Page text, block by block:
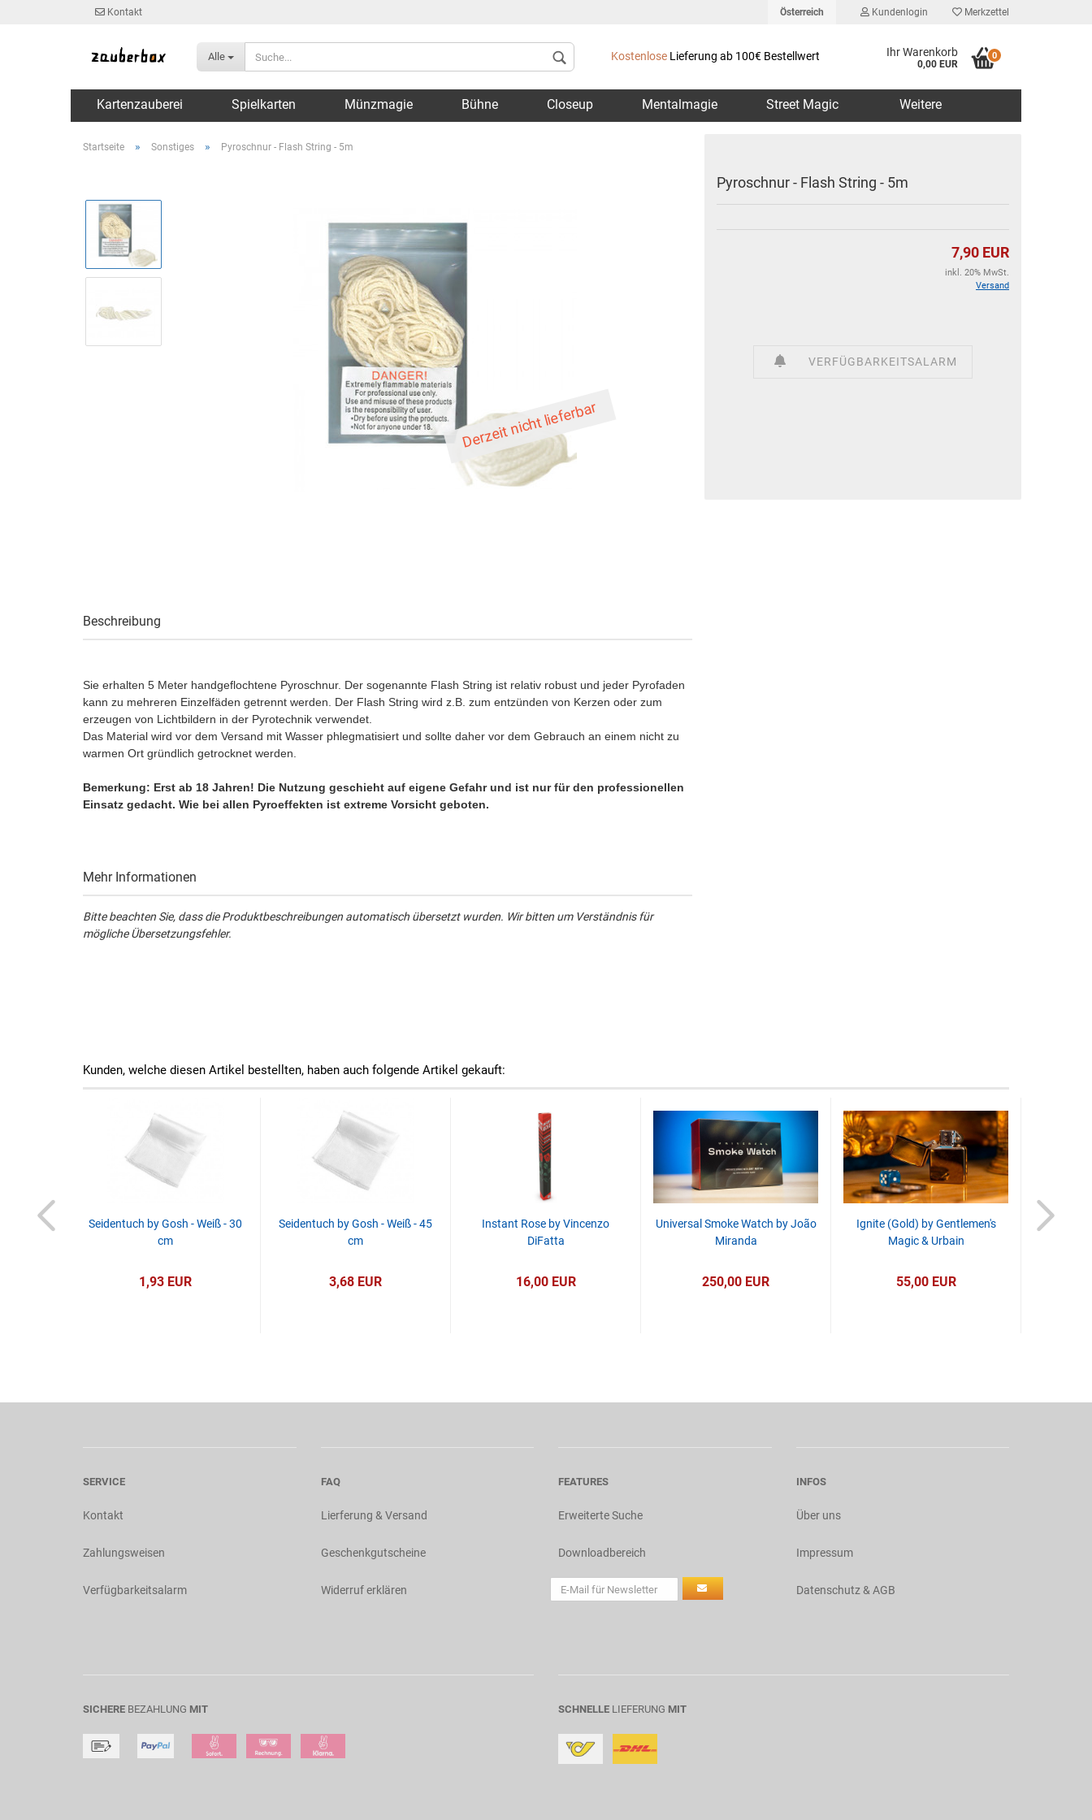
Kontakt Österreich
Lieferland
Kundenlogin Merkzettel
Alle Kostenlose Lieferung ab 100€ Bestellwert Ihr Warenkorb
0,00 EUR
0
Kartenzauberei Spielkarten Münzmagie Bühne Closeup Mentalmagie Street Magic Weitere
Startseite » Sonstiges » Pyroschnur - Flash String - 5m
Derzeit nicht lieferbar
Pyroschnur - Flash String - 5m
7,90 EUR
inkl. 20% MwSt.
Versand
VERFÜGBARKEITSALARM
Beschreibung
Sie erhalten 5 Meter handgeflochtene Pyroschnur. Der sogenannte Flash String ist relativ robust und jeder Pyrofaden
kann zu mehreren Einzelfäden getrennt werden. Der Flash String wird z.B. zum entzünden von Kerzen oder zum
erzeugen von Lichtbildern in der Pyrotechnik verwendet.
Das Material wird vor dem Versand mit Wasser phlegmatisiert und sollte daher vor dem Gebrauch an einem nicht zu
warmen Ort gründlich getrocknet werden.
Bemerkung: Erst ab 18 Jahren! Die Nutzung geschieht auf eigene Gefahr und ist nur für den professionellen
Einsatz gedacht. Wie bei allen Pyroeffekten ist extreme Vorsicht geboten.
Mehr Informationen
Bitte beachten Sie, dass die Produktbeschreibungen automatisch übersetzt wurden. Wir bitten um Verständnis für
mögliche Übersetzungsfehler.
Kunden, welche diesen Artikel bestellten, haben auch folgende Artikel gekauft:
-
Seidentuch by Gosh - Weiß - 30
cm
1,93 EUR
Seidentuch by Gosh - Weiß - 45
cm
3,68 EUR
Instant Rose by Vincenzo
DiFatta
16,00 EUR
Universal Smoke Watch by João
Miranda
250,00 EUR
Ignite (Gold) by Gentlemen's
Magic & Urbain
55,00 EUR
SERVICE
Kontakt
Zahlungsweisen
Verfügbarkeitsalarm
FAQ
Lierferung & Versand
Geschenkgutscheine
Widerruf erklären
FEATURES
Erweiterte Suche
Downloadbereich
INFOS
Über uns
Impressum
Datenschutz & AGB
SICHERE BEZAHLUNG MIT SCHNELLE LIEFERUNG MIT